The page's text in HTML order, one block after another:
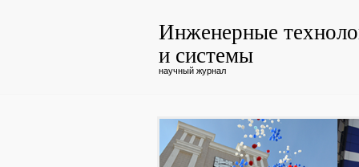
Инженерные
и системы
научный журнал